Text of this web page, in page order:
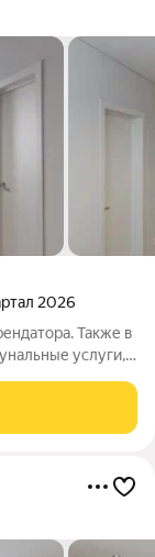
2026
Также в
услуги,
на